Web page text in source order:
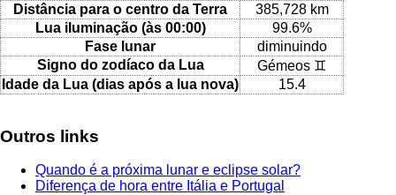
Distância para o centro da Terra
385,728 km
Lua iluminação (às 00:00)
99.6%
Fase lunar
diminuindo
Signo do zodíaco da Lua
Gémeos ♊
Idade da Lua (dias após a lua nova)
15.4
Outros links
Quando é a próxima lunar e eclipse solar?
Diferença de hora entre Itália e Portugal